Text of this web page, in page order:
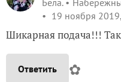
19 ноября
Шикарная подача!!!
Ответить ✿